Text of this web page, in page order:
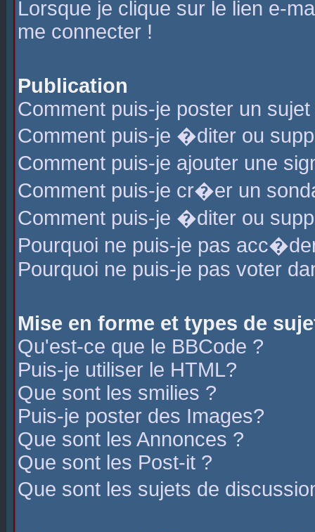
Lorsque je clique sur le lien e-
me connecter !
Publication
Comment puis-je poster un
Comment puis-je �diter ou
Comment puis-je ajouter une
Comment puis-je cr�er un
Comment puis-je �diter ou
Pourquoi ne puis-je pas
Pourquoi ne puis-je pas voter
Mise en forme et types de
Qu'est-ce que le BBCode ?
Puis-je utiliser le HTML?
Que sont les smilies ?
Puis-je poster des Images?
Que sont les Annonces ?
Que sont les Post-it ?
Que sont les sujets de